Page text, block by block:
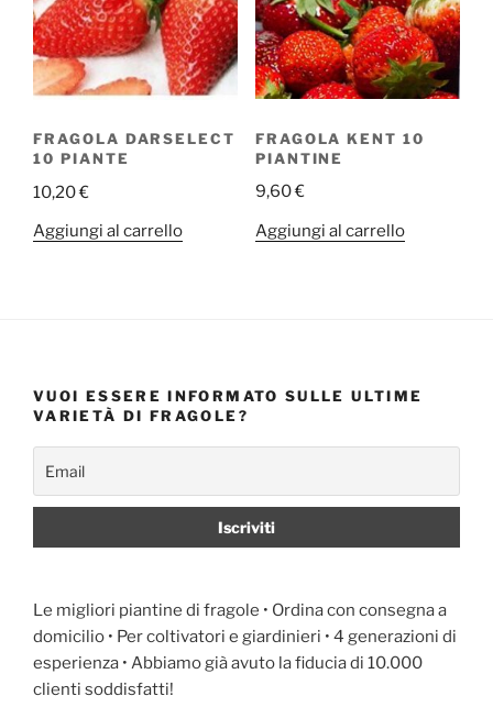
FRAGOLA DARSELECT
10 PIANTE
10,20€
Aggiungi al carrello
FRAGOLA KENT 10
PIANTINE
9,60€
Aggiungi al carrello
VUOI ESSERE INFORMATO SULLE ULTIME
VARIETÀ DI FRAGOLE?
Le migliori piantine di fragole • Ordina con consegna a
domicilio • Per coltivatori e giardinieri • 4 generazioni di
esperienza • Abbiamo già avuto la fiducia di 10.000
clienti soddisfatti!